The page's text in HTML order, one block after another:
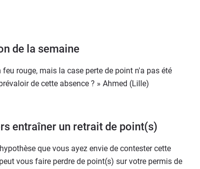
de la semaine
rouge, mais la case perte de point n'a pas été
de cette absence ? » Ahmed (Lille)
entraîner un retrait de point(s)
que vous ayez envie de contester cette
vous faire perdre de point(s) sur votre permis de